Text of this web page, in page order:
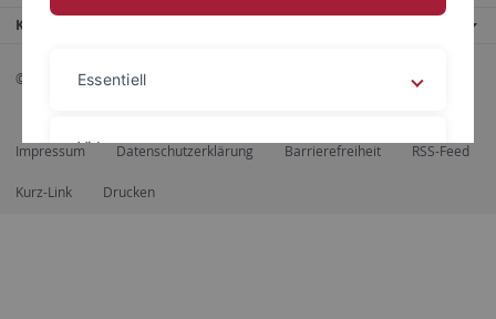
Kontaktinfo
© 2026 Eberhard Karls Universität Tübingen, Tübingen
Impressum Datenschutzerklärung Barrierefreiheit RSS-Feed
Kurz-Link Drucken
Essentiell
Videos